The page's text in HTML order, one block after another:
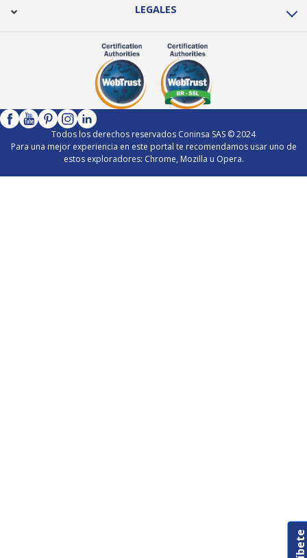
LEGALES
Todos los derechos reservados Coninsa SAS © 2024
Para una mejor experiencia en este portal te recomendamos usar uno de
estos exploradores: Chrome, Mozilla u Opera.